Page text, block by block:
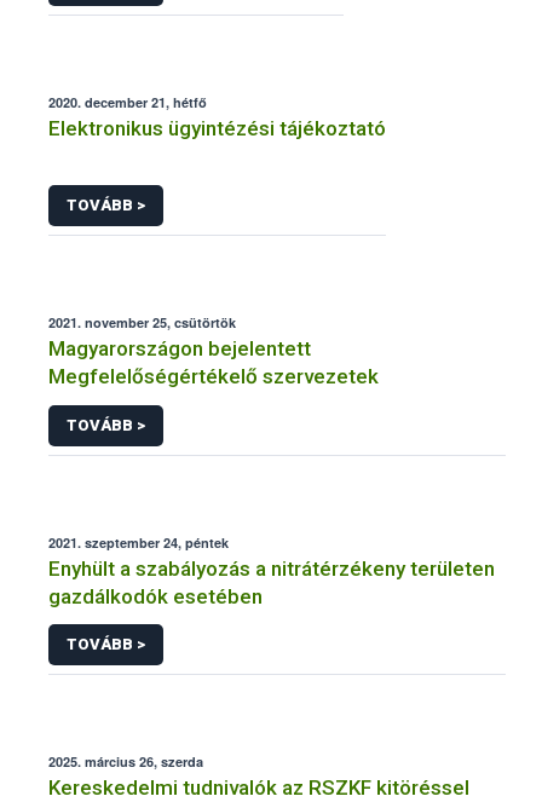
2020. december 21, hétfő
Elektronikus ügyintézési tájékoztató
TOVÁBB >
2021. november 25, csütörtök
Magyarországon bejelentett
Megfelelőségértékelő szervezetek
TOVÁBB >
2021. szeptember 24, péntek
Enyhült a szabályozás a nitrátérzékeny területen
gazdálkodók esetében
TOVÁBB >
2025. március 26, szerda
Kereskedelmi tudnivalók az RSZKF kitöréssel